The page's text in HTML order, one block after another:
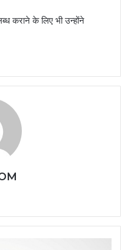
कराने के लिए भी उन्होंने